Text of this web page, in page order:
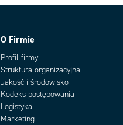
O Firmie
Profil firmy
Struktura organizacyjna
Jakość i środowisko
Kodeks postępowania
Logistyka
Marketing